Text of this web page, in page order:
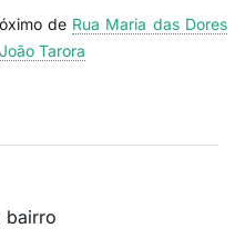
de Rua Maria das Dores
Tarora
bairro